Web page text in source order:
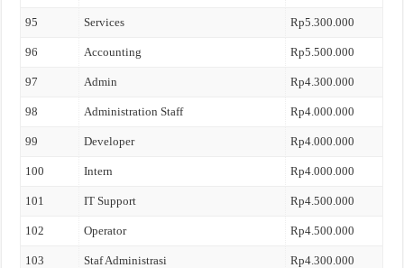
95 Services Rp5.300.000
96 Accounting Rp5.500.000
97 Admin Rp4.300.000
98 Administration Staff Rp4.000.000
99 Developer Rp4.000.000
100 Intern Rp4.000.000
101 IT Support Rp4.500.000
102 Operator Rp4.500.000
103 Staf Administrasi Rp4.300.000